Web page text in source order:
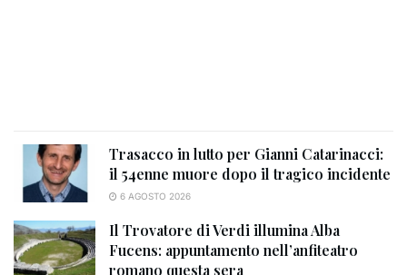
Trasacco in lutto per Gianni Catarinacci:
il 54enne muore dopo il tragico incidente
6 AGOSTO 2026
Il Trovatore di Verdi illumina Alba
Fucens: appuntamento nell’anfiteatro
romano questa sera